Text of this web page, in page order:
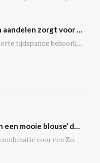
Geld beleggen in aandelen zorgt voor een passief inkomen
Wanneer je in een korte tijdspanne behoorlijke winst wil maken, is het geen slecht idee…
Waarom ‘jeans en een mooie blouse’ dé outfit is
Het is de perfecte combinatie voor een Zoomgesprek, lunchdate of een dagje shoppen. Bij een…